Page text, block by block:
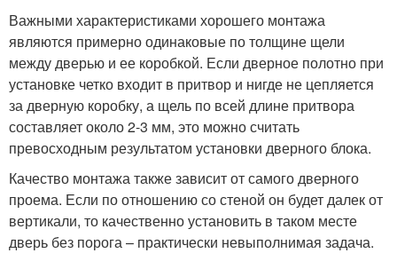
Важными характеристиками хорошего монтажа
являются примерно одинаковые по толщине щели
между дверью и ее коробкой. Если дверное полотно при
установке четко входит в притвор и нигде не цепляется
за дверную коробку, а щель по всей длине притвора
составляет около 2-3 мм, это можно считать
превосходным результатом установки дверного блока.
Качество монтажа также зависит от самого дверного
проема. Если по отношению со стеной он будет далек от
вертикали, то качественно установить в таком месте
дверь без порога – практически невыполнимая задача.